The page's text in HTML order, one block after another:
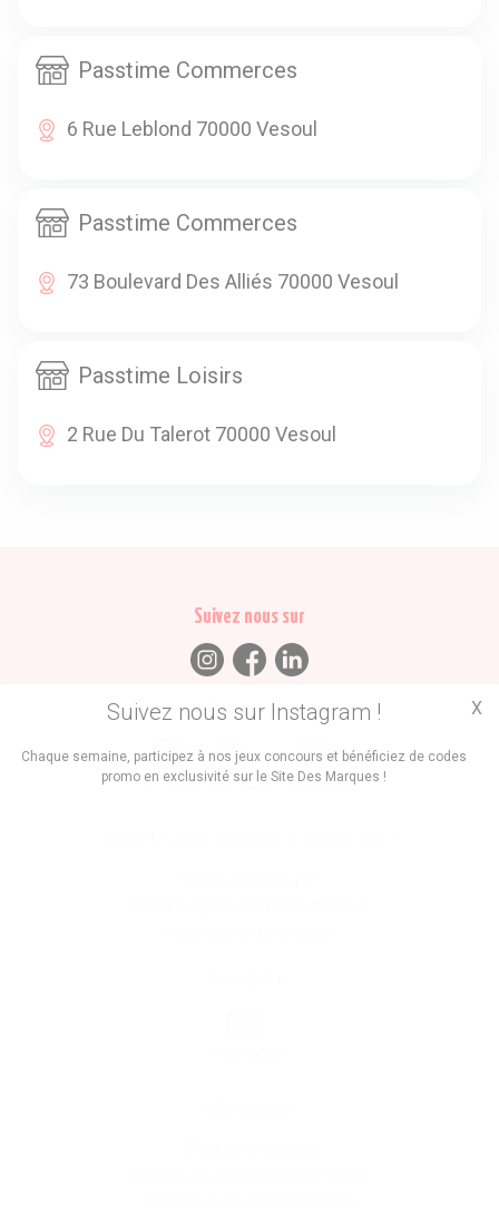
Passtime Commerces
6 Rue Leblond 70000 Vesoul
Passtime Commerces
73 Boulevard Des Alliés 70000 Vesoul
Passtime Loisirs
2 Rue Du Talerot 70000 Vesoul
Suivez nous sur Instagram !
Chaque semaine, participez à nos jeux concours et bénéficiez de codes
promo en exclusivité sur le Site Des Marques !
X
Suivez nous sur
Trouvez des
Promos Marques Boutiques